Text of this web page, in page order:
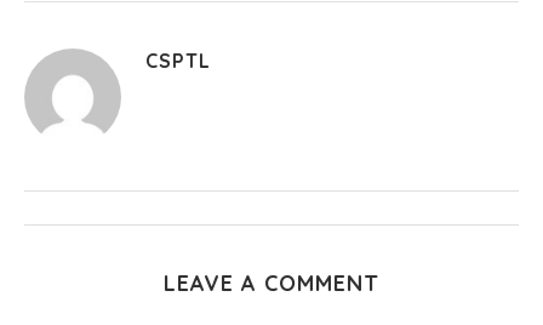
CSPTL
LEAVE A COMMENT